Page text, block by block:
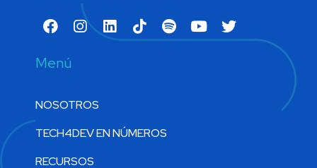
Menú
NOSOTROS
TECH4DEV EN NÚMEROS
RECURSOS